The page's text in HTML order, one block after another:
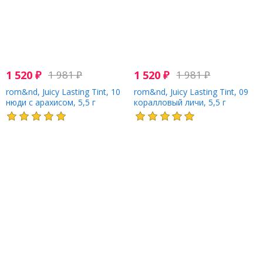
1 520 ₽ 1 981₽
rom&nd, Juicy Lasting Tint, 10
нюди с арахисом, 5,5 г
1 520₽ 1 981₽
rom&nd, Juicy Lasting Tint, 09
коралловый личи, 5,5 г